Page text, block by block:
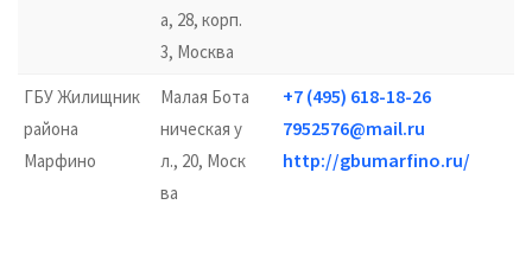
а, 28, корп.
3, Москва
ГБУ Жилищник
района
Марфино
Малая Бота
ническая у
л., 20, Моск
ва
+7 (495) 618-18-26
7952576@mail.ru
http://gbumarfino.ru/